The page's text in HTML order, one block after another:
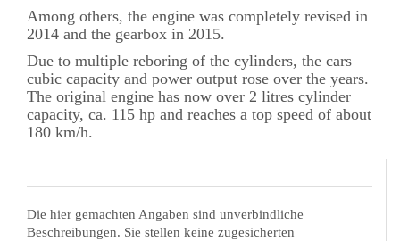
Among others, the engine was completely revised in
2014 and the gearbox in 2015.
Due to multiple reboring of the cylinders, the cars
cubic capacity and power output rose over the years.
The original engine has now over 2 litres cylinder
capacity, ca. 115 hp and reaches a top speed of about
180 km/h.
Die hier gemachten Angaben sind unverbindliche
Beschreibungen. Sie stellen keine zugesicherten